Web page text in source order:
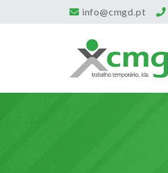
info@cmgd.pt